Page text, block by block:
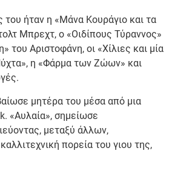
του ήταν η «Μάνα Κουράγιο και τα
Μπρεχτ, ο «Οιδίπους Τύραννος»
του Αριστοφάνη, οι «Χίλιες και μία
η «Φάρμα των Ζώων» και
μητέρα του μέσα από μια
«Αυλαία», σημείωσε
μεταξύ άλλων,
πορεία του γιου της,